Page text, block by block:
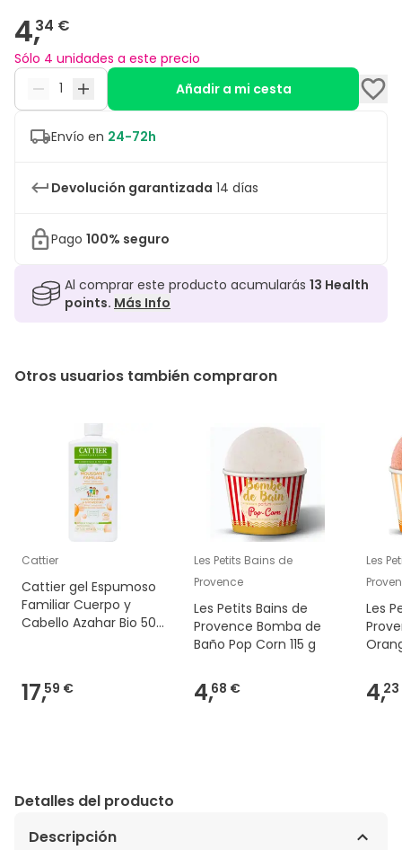
4,34 €
Sólo 4 unidades a este precio
Añadir a mi cesta
Envío en 24-72h
Devolución garantizada 14 días
Pago 100% seguro
Al comprar este producto acumularás 13 Health
points. Más Info
Otros usuarios también compraron
Cattier
Cattier gel Espumoso
Familiar Cuerpo y
Cabello Azahar Bio 500
17,59 €
Les Petits Bains de
Provence
Les Petits Bains de
Provence Bomba de
Baño Pop Corn 115 g
4,68 €
Les
Les
4,
Detalles del producto
Descripción